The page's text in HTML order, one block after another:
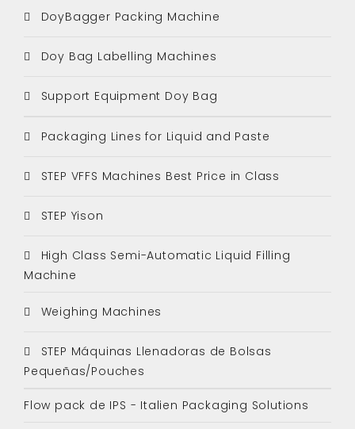
DoyBagger Packing Machine
Doy Bag Labelling Machines
Support Equipment Doy Bag
Packaging Lines for Liquid and Paste
STEP VFFS Machines Best Price in Class
STEP Yison
High Class Semi-Automatic Liquid Filling
Machine
Weighing Machines
STEP Máquinas Llenadoras de Bolsas
Pequeñas/Pouches
Flow pack de IPS - Italien Packaging Solutions